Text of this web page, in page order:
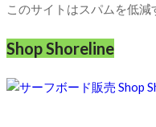
このサイトはスパムを低減
Shop Shoreline